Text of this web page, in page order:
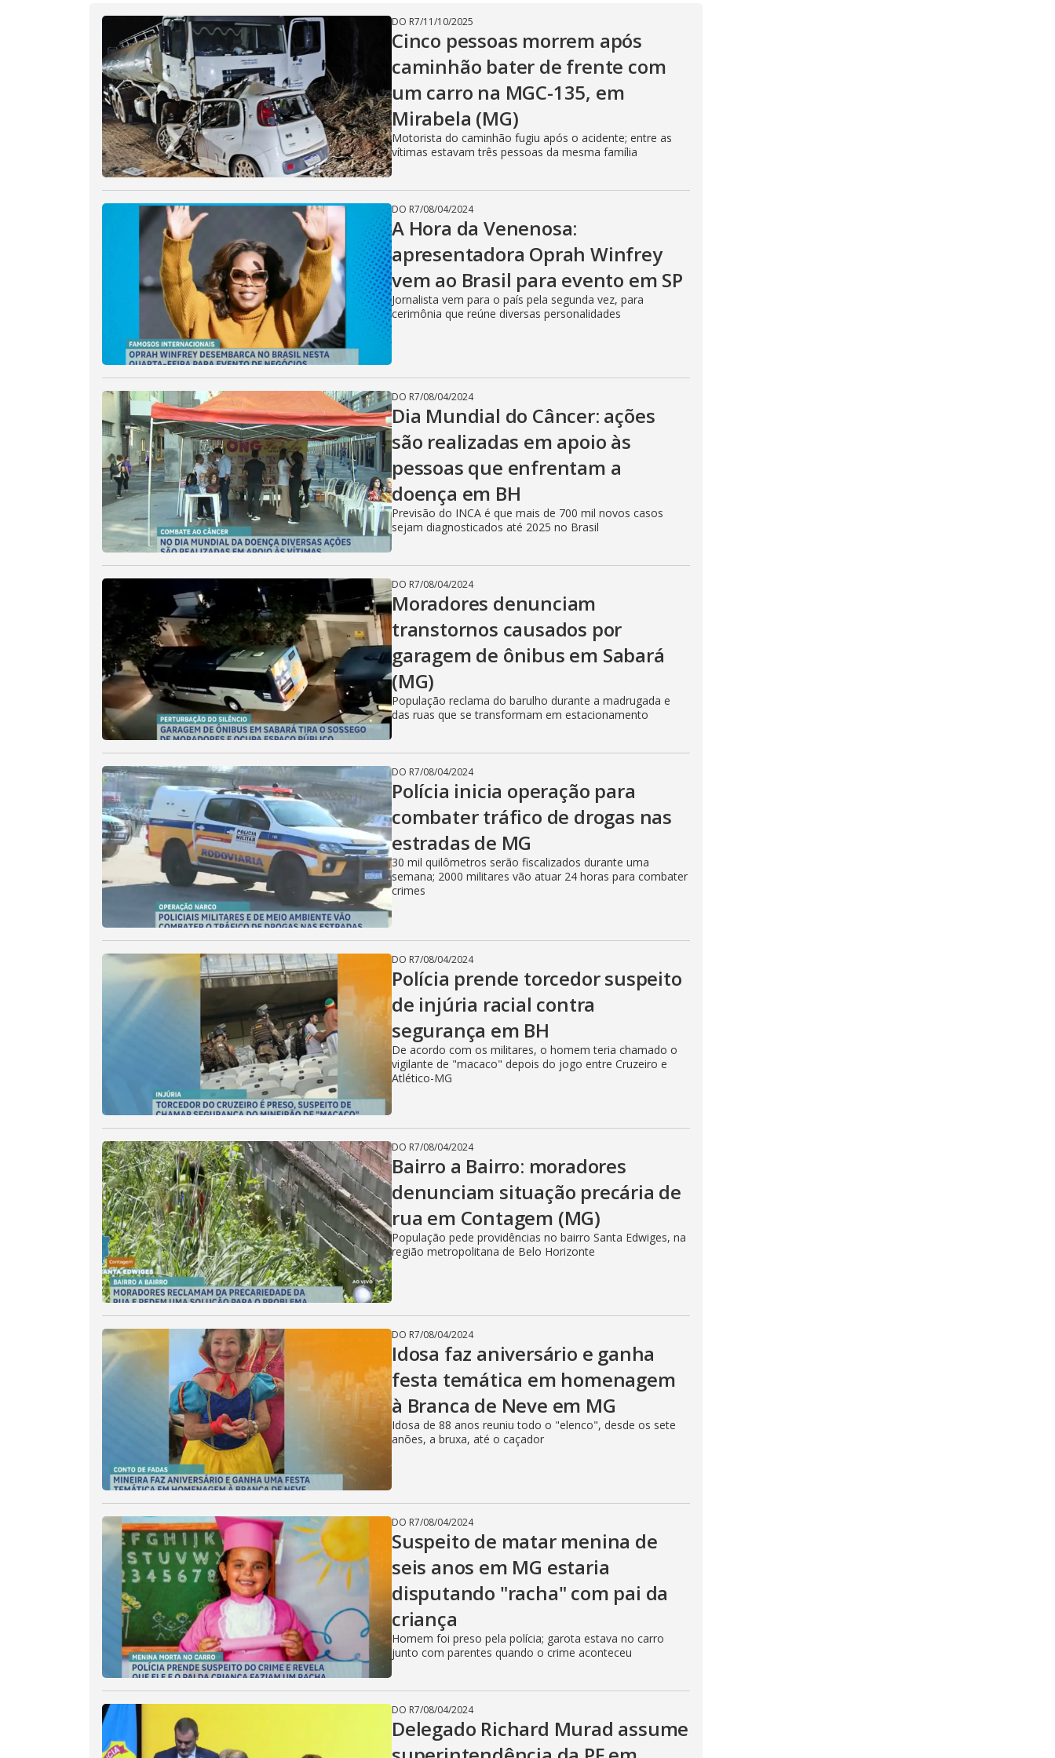
V
i
d
e
o
DO R7/11/10/2025
Cinco pessoas morrem após
caminhão bater de frente com
um carro na MGC-135, em
Mirabela (MG)
Motorista do caminhão fugiu após o acidente; entre as
vítimas estavam três pessoas da mesma família
DO R7/08/04/2024
A Hora da Venenosa:
apresentadora Oprah Winfrey
vem ao Brasil para evento em SP
Jornalista vem para o país pela segunda vez, para
cerimônia que reúne diversas personalidades
DO R7/08/04/2024
Dia Mundial do Câncer: ações
são realizadas em apoio às
pessoas que enfrentam a
doença em BH
Previsão do INCA é que mais de 700 mil novos casos
sejam diagnosticados até 2025 no Brasil
DO R7/08/04/2024
Moradores denunciam
transtornos causados por
garagem de ônibus em Sabará
(MG)
População reclama do barulho durante a madrugada e
das ruas que se transformam em estacionamento
DO R7/08/04/2024
Polícia inicia operação para
combater tráfico de drogas nas
estradas de MG
30 mil quilômetros serão fiscalizados durante uma
semana; 2000 militares vão atuar 24 horas para combater
crimes
DO R7/08/04/2024
Polícia prende torcedor suspeito
de injúria racial contra
segurança em BH
De acordo com os militares, o homem teria chamado o
vigilante de "macaco" depois do jogo entre Cruzeiro e
Atlético-MG
DO R7/08/04/2024
Bairro a Bairro: moradores
denunciam situação precária de
rua em Contagem (MG)
População pede providências no bairro Santa Edwiges, na
região metropolitana de Belo Horizonte
DO R7/08/04/2024
Idosa faz aniversário e ganha
festa temática em homenagem
à Branca de Neve em MG
Idosa de 88 anos reuniu todo o "elenco", desde os sete
anões, a bruxa, até o caçador
DO R7/08/04/2024
Suspeito de matar menina de
seis anos em MG estaria
disputando "racha" com pai da
criança
Homem foi preso pela polícia; garota estava no carro
junto com parentes quando o crime aconteceu
DO R7/08/04/2024
Delegado Richard Murad assume